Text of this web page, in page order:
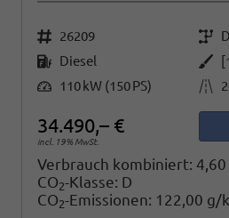
Fahrzeugnr. 26209 Getriebe
Kraftstoff Diesel Außenfarbe
Leistung 110 kW (150 PS) Kilometerstand
34.490,– €
incl. 19% MwSt.
Verbrauch kombiniert:
CO2-Klasse: D
CO2-Emissionen: 122,00 g/